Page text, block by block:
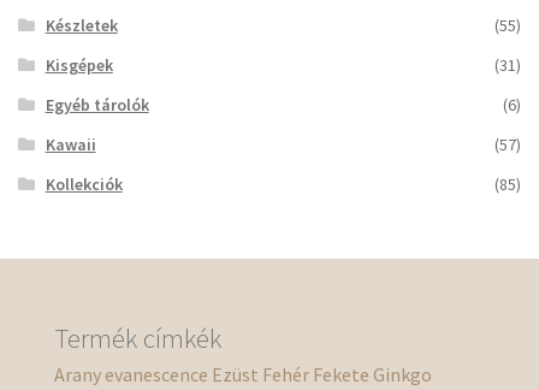
Készletek
(55)
Kisgépek
(31)
Egyéb tárolók
(6)
Kawaii
(57)
Kollekciók
(85)
Termék címkék
Arany evanescence Ezüst Fehér Fekete Ginkgo